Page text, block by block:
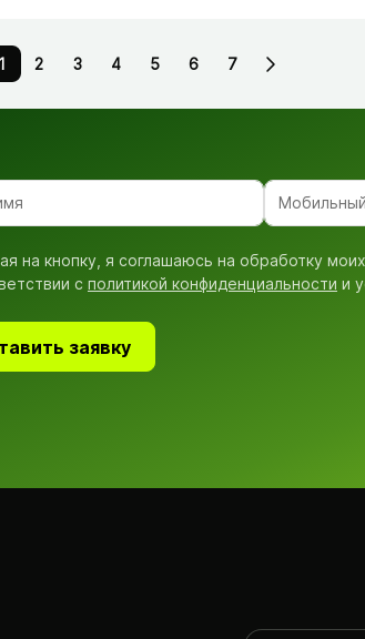
1 2 3 4 5 6 7
на кнопку, я соглашаюсь на обработку
с политикой конфиденциальности и
заявку